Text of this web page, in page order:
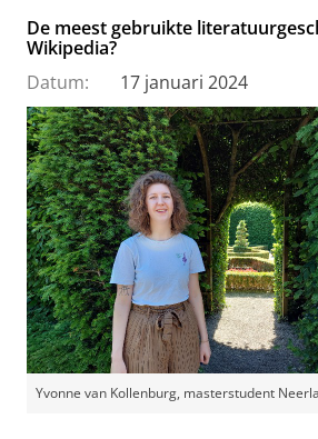
De meest gebruikte
Wikipedia?
Datum:
17 januari 2024
Yvonne van Kollenburg, masterstudent